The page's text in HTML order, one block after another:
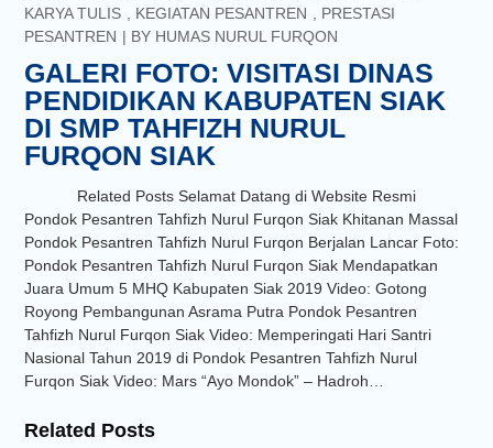
KARYA TULIS
KEGIATAN PESANTREN
PRESTASI
PESANTREN
BY HUMAS NURUL FURQON
GALERI FOTO: VISITASI DINAS
PENDIDIKAN KABUPATEN SIAK
DI SMP TAHFIZH NURUL
FURQON SIAK
Related Posts Selamat Datang di Website Resmi
Pondok Pesantren Tahfizh Nurul Furqon Siak Khitanan Massal
Pondok Pesantren Tahfizh Nurul Furqon Berjalan Lancar Foto:
Pondok Pesantren Tahfizh Nurul Furqon Siak Mendapatkan
Juara Umum 5 MHQ Kabupaten Siak 2019 Video: Gotong
Royong Pembangunan Asrama Putra Pondok Pesantren
Tahfizh Nurul Furqon Siak Video: Memperingati Hari Santri
Nasional Tahun 2019 di Pondok Pesantren Tahfizh Nurul
Furqon Siak Video: Mars “Ayo Mondok” – Hadroh…
Related Posts